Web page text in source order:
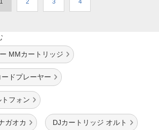
1 2 3 4
MMカートリッジ
ドプレーヤー
フォン
ガオカ DJカートリッジ オルト